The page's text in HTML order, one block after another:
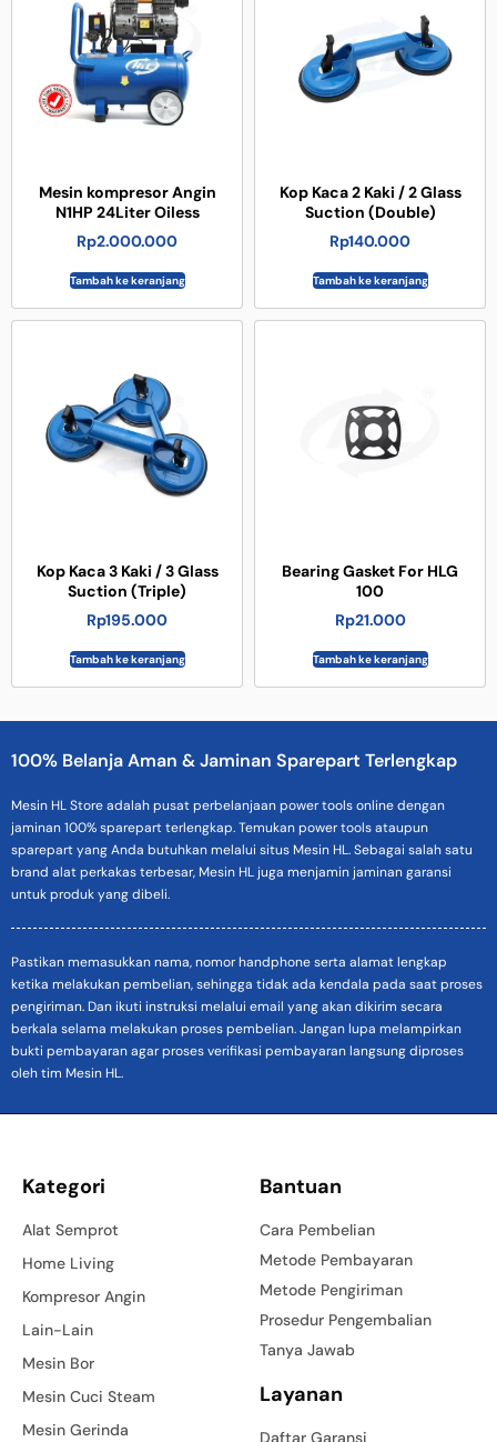
Mesin kompresor Angin
N1HP 24Liter Oiless
Rp2.000.000
Tambah ke keranjang
Kop Kaca 2 Kaki / 2 Glass
Suction (Double)
Rp140.000
Tambah ke keranjang
Kop Kaca 3 Kaki / 3 Glass
Suction (Triple)
Rp195.000
Tambah ke keranjang
Bearing Gasket For HLG
100
Rp21.000
Tambah ke keranjang
100% Belanja Aman & Jaminan Sparepart Terlengkap
Mesin HL Store adalah pusat perbelanjaan power tools online dengan
jaminan 100% sparepart terlengkap. Temukan power tools ataupun
sparepart yang Anda butuhkan melalui situs Mesin HL. Sebagai salah satu
brand alat perkakas terbesar, Mesin HL juga menjamin jaminan garansi
untuk produk yang dibeli.
Pastikan memasukkan nama, nomor handphone serta alamat lengkap
ketika melakukan pembelian, sehingga tidak ada kendala pada saat proses
pengiriman. Dan ikuti instruksi melalui email yang akan dikirim secara
berkala selama melakukan proses pembelian. Jangan lupa melampirkan
bukti pembayaran agar proses verifikasi pembayaran langsung diproses
oleh tim Mesin HL.
Kategori
Alat Semprot
Home Living
Kompresor Angin
Lain-Lain
Mesin Bor
Mesin Cuci Steam
Mesin Gerinda
Bantuan
Cara Pembelian
Metode Pembayaran
Metode Pengiriman
Prosedur Pengembalian
Tanya Jawab
Layanan
Daftar Garansi